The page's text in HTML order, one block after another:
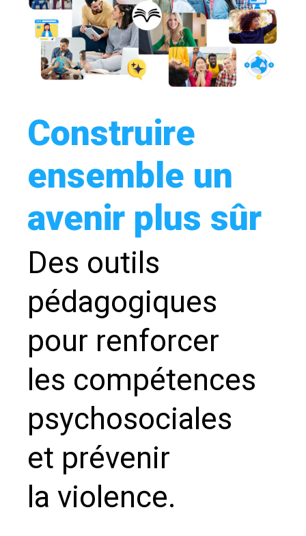
Construire
ensemble un
avenir plus sûr
Des outils
pédagogiques
pour renforcer
les compétences
psychosociales
et prévenir
la violence.